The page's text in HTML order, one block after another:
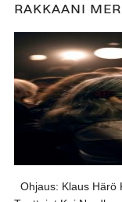
RAKKAANI
Ohjaus: Klaus Härö